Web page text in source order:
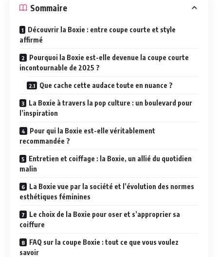
Sommaire
Découvrir la Boxie : entre coupe courte et style
affirmé
Pourquoi la Boxie est-elle devenue la coupe courte
incontournable de 2025 ?
Que cache cette audace toute en nuance ?
La Boxie à travers la pop culture : un boulevard pour
l’inspiration
Pour qui la Boxie est-elle véritablement
recommandée ?
Entretien et coiffage : la Boxie, un allié du quotidien
malin
La Boxie vue par la société et l’évolution des normes
esthétiques féminines
Le choix de la Boxie pour oser et s’approprier sa
coiffure
FAQ sur la coupe Boxie : tout ce que vous voulez
savoir